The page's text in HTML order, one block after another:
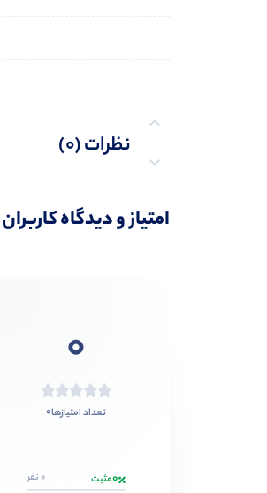
نظرات (0)
امتیاز و دیدگاه کاربران
0
تعداد امتیازها0
0مثبت 0 نفر